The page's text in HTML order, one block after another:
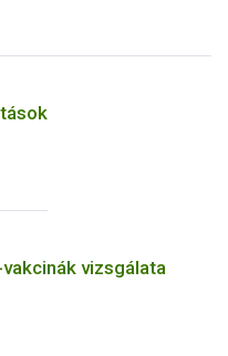
vizsgálata